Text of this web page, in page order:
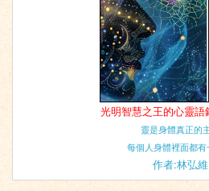
光明智慧之王的心靈語
靈是身體真正的
每個人身體裡面都
作者:林弘維